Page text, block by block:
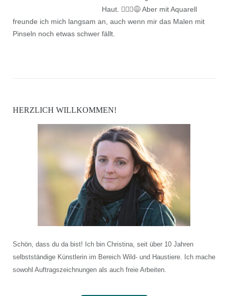
Haut. 🤷🏻‍♀️😅 Aber mit Aquarell
freunde ich mich langsam an, auch wenn mir das Malen mit
Pinseln noch etwas schwer fällt.
HERZLICH WILLKOMMEN!
Schön, dass du da bist! Ich bin Christina, seit über 10 Jahren
selbstständige Künstlerin im Bereich Wild- und Haustiere. Ich mache
sowohl Auftragszeichnungen als auch freie Arbeiten.